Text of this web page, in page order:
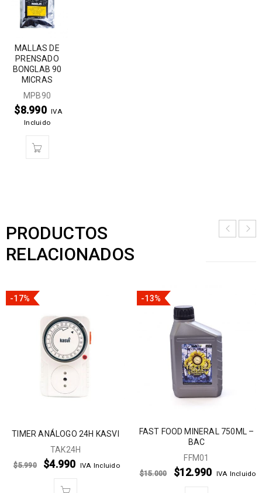
MALLAS DE
PRENSADO
BONGLAB 90
MICRAS
MPB90
$8.990 IVA
Incluido
PRODUCTOS
RELACIONADOS
-17%
TIMER ANÁLOGO 24H KASVI
TAK24H
$5.990 $4.990 IVA Incluido
-13%
FAST FOOD MINERAL 750ML –
BAC
FFM01
$15.000 $12.990 IVA Incluido